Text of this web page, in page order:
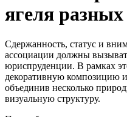
ягеля разных
Сдержанность, статус и
ассоциации должны
юриспруденции. В рамках
декоративную композицию
объединив несколько
визуальную структуру.